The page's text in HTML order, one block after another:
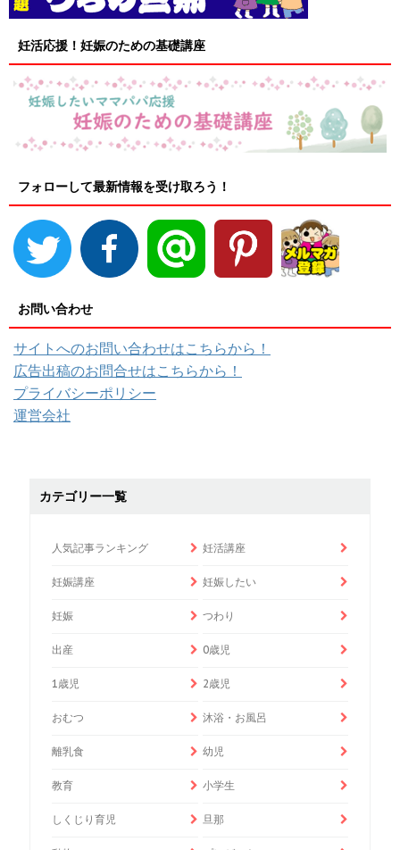
妊活応援！妊娠のための基礎講座
フォローして最新情報を受け取ろう！
お問い合わせ
サイトへのお問い合わせはこちらから！
広告出稿のお問合せはこちらから！
プライバシーポリシー
運営会社
カテゴリー一覧
人気記事ランキング 妊活講座
妊娠講座 妊娠したい
妊娠 つわり
出産 0歳児
1歳児 2歳児
おむつ 沐浴・お風呂
離乳食 幼児
教育 小学生
しくじり育児 旦那